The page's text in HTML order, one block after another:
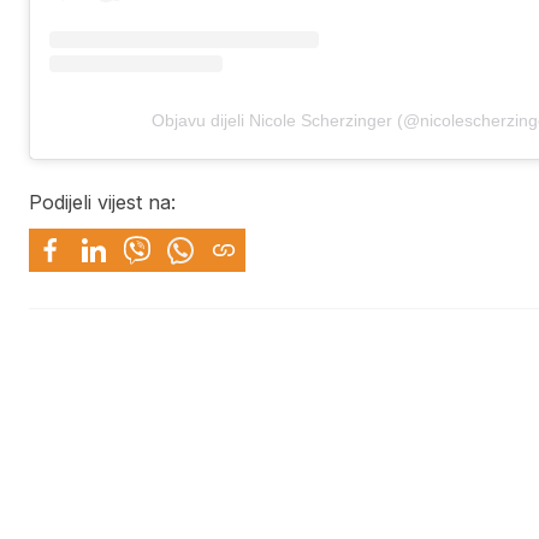
Objavu dijeli Nicole Scherzinger
Podijeli vijest na: